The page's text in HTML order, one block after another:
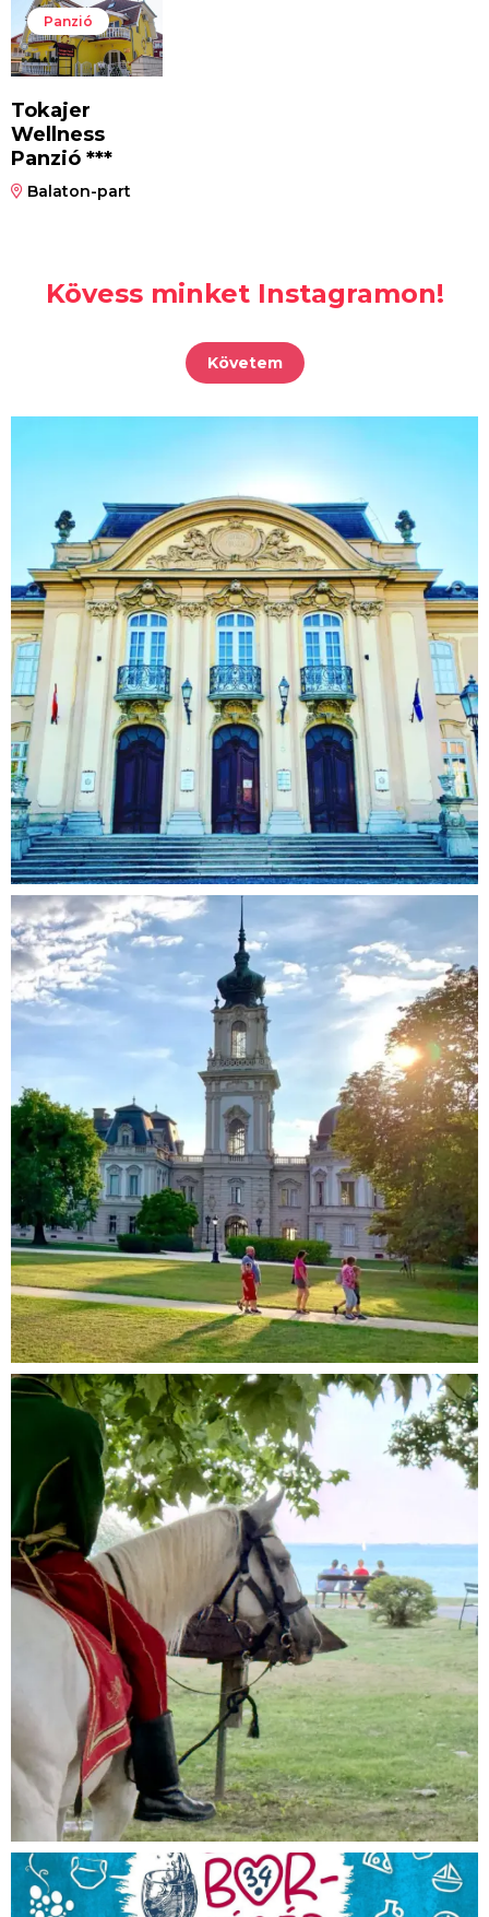
Panzió
Tokajer
Wellness
Panzió ***
Balaton-part
Kövess minket Instagramon!
Követem